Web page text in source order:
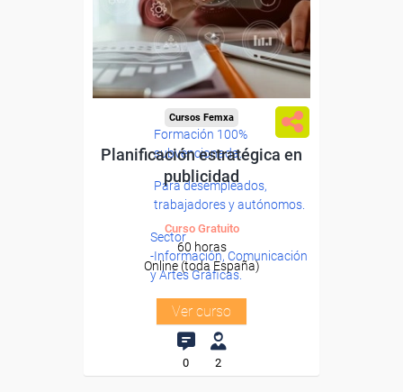
Formación 100%
subvencionada.
Para desempleados,
trabajadores y autónomos.
Sector
-Información, Comunicación
y Artes Gráficas.
Cursos Femxa
Planificación estratégica en
publicidad
Curso Gratuito
60 horas
Online (toda España)
Ver curso
0 2